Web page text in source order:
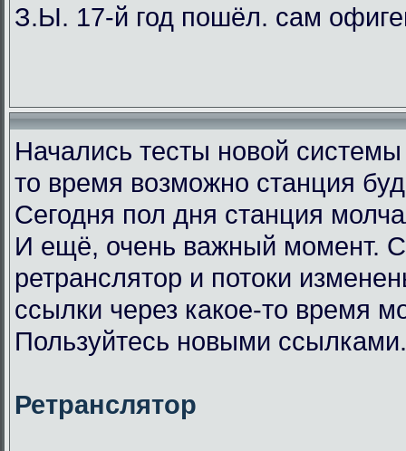
З.Ы. 17-й год пошёл. сам
Начались тесты новой
то время возможно станция
Сегодня пол дня станция
И ещё, очень важный момент.
ретранслятор и потоки
ссылки через какое-то время
Пользуйтесь новыми ссылками.
Ретранслятор